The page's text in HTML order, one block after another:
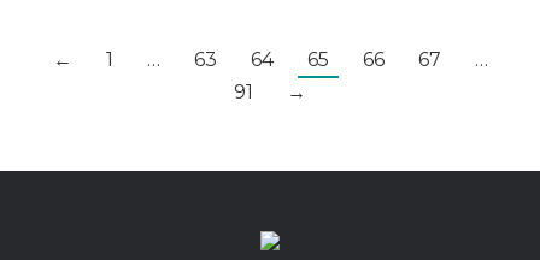
← 1 … 63 64 65 66 67
…
91
→